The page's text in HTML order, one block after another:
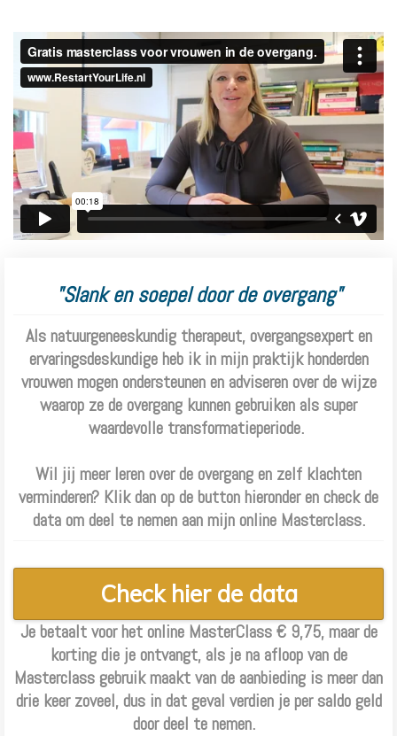
"Slank en soepel door de overgang"
Als natuurgeneeskundig therapeut, overgangsexpert en
ervaringsdeskundige heb ik in mijn praktijk honderden
vrouwen mogen ondersteunen en adviseren over de wijze
waarop ze de overgang kunnen gebruiken als super
waardevolle transformatieperiode.
Wil jij meer leren over de overgang en zelf klachten
verminderen? Klik dan op de button hieronder en check de
data om deel te nemen aan mijn online Masterclass.
Check hier de data
Je betaalt voor het online MasterClass € 9,75, maar de
korting die je ontvangt, als je na afloop van de
Masterclass gebruik maakt van de aanbieding is meer dan
drie keer zoveel, dus in dat geval verdien je per saldo geld
door deel te nemen.